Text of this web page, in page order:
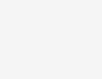
Nerede? Tavsiyeler?